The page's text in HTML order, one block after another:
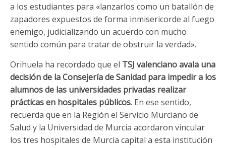
a los estudiantes para «lanzarlos como un batallón de
zapadores expuestos de forma inmisericorde al fuego
enemigo, judicializando un acuerdo con mucho
sentido común para tratar de obstruir la verdad».
Orihuela ha recordado que el TSJ valenciano avala una
decisión de la Consejería de Sanidad para impedir a los
alumnos de las universidades privadas realizar
prácticas en hospitales públicos. En ese sentido,
recuerda que en la Región el Servicio Murciano de
Salud y la Universidad de Murcia acordaron vincular
los tres hospitales de Murcia capital a esta institución